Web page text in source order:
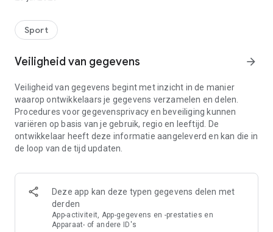
• Uniek design, eenvoudig in gebruik en direct het laatste
• Push-notificaties met optie om ‘spoilers’ van uitslagen te
vermijden.
klassen.
sectie: Nieuws, Foto’s, Video’s of Race Hub waar je alle
tijdschema’s, resultaten en standen kunt vinden.
• Editie wordt automatisch geselecteerd op basis van de taal
en regio van de gebruiker.
• Beschikbaar in 22 edities: Nederlands, Global, USA, Canada,
Verenigd Koninkrijk, Australië, Frankrijk, Duitsland, Italië,
Spaans Amerika, Polen, Turkije, Hongarije, Zwitserland, China
en Japan.
◆ HOMEPAGE
Sport
Veiligheid van gegevens arrow_forward
Veiligheid van gegevens begint met inzicht in de manier
waarop ontwikkelaars je gegevens verzamelen en delen.
Procedures voor gegevensprivacy en beveiliging kunnen
variëren op basis van je gebruik, regio en leeftijd. De
ontwikkelaar heeft deze informatie aangeleverd en kan die in
de loop van de tijd updaten.
Deze app kan deze typen gegevens delen met
derden
App-activiteit, App-gegevens en -prestaties en
Apparaat- of andere ID's